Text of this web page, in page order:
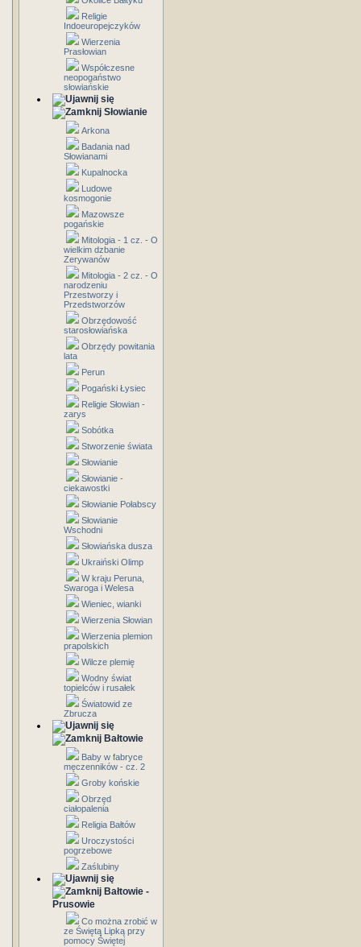
Religie
Indoeuropejczyków
Wierzenia
Prasłowian
Współczesne
neopogaństwo
słowiańskie
Słowianie
Arkona
Badania nad
Słowianami
Kupalnocka
Ludowe
kosmogonie
Mazowsze
pogańskie
Mitologia - 1 cz. - O
wielkim dzbanie
Zerywanów
Mitologia - 2 cz. - O
narodzeniu
Przestworzy i
Przedstworzów
Obrzędowość
starosłowiańska
Obrzędy powitania
lata
Perun
Pogański Łysiec
Religie Słowian -
zarys
Sobótka
Stworzenie świata
Słowianie
Słowianie -
ciekawostki
Słowianie Połabscy
Słowianie
Wschodni
Słowiańska dusza
Ukraiński Olimp
W kraju Peruna,
Swaroga i Welesa
Wieniec, wianki
Wierzenia Słowian
Wierzenia plemion
prapolskich
Wilcze plemię
Wodny świat
topielców i rusałek
Światowid ze
Zbrucza
Bałtowie
Baby w fabryce
męczenników - cz. 2
Groby końskie
Obrzęd
ciałopalenia
Religia Bałtów
Uroczystości
pogrzebowe
Zaślubiny
Bałtowie -
Prusowie
Co można zrobić w
ze Świętą Lipką przy
pomocy Świętej